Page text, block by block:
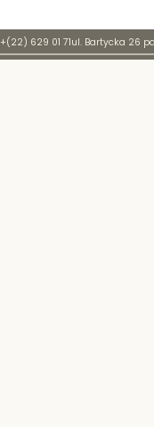
+(22) 629 01 71ul. Bartycka 26